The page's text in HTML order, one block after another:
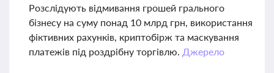
Розслідують відмивання грошей грального
бізнесу на суму понад 10 млрд грн, використання
фіктивних рахунків, криптобірж та маскування
платежів під роздрібну торгівлю. Джерело